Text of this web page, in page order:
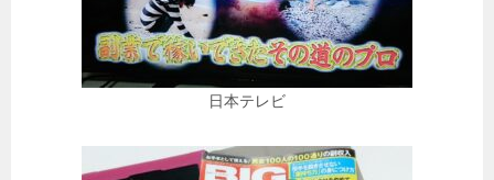
日本テレビ